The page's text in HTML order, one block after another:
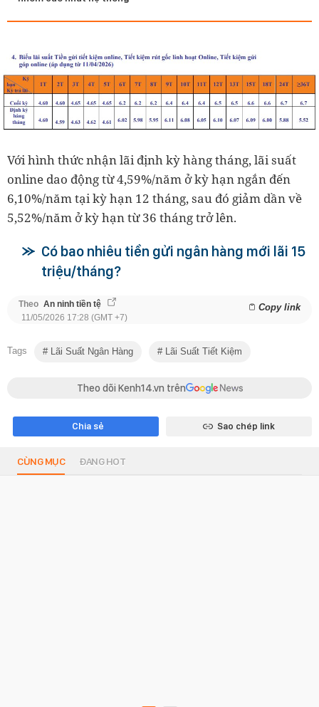
Với hình thức nhận lãi định kỳ hàng tháng, lãi suất
online dao động từ 4,59%/năm ở kỳ hạn ngắn đến
6,10%/năm tại kỳ hạn 12 tháng, sau đó giảm dần về
5,52%/năm ở kỳ hạn từ 36 tháng trở lên.
Có bao nhiêu tiền gửi ngân hàng mới lãi 15
triệu/tháng?
Theo An ninh tiền tệ Copy link
11/05/2026 17:28 (GMT +7)
Tags Lãi Suất Ngân Hàng Lãi Suất Tiết Kiệm
Theo dõi Kenh14.vn trên
Chia sẻ Sao chép link
CÙNG MỤC ĐANG HOT